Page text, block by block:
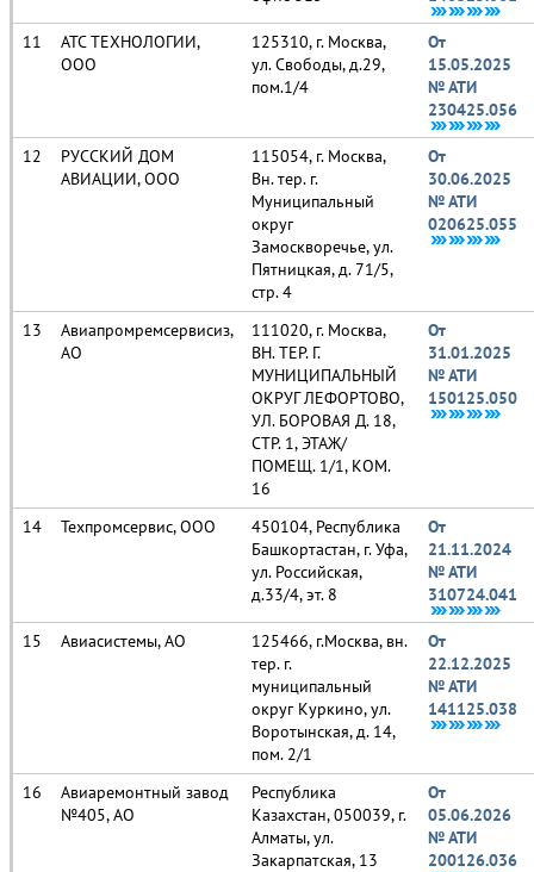
АТС ТЕХНОЛОГИИ,
ООО
125310, г. Москва,
ул. Свободы, д.29,
пом.1/4
От
15.05.2025
№ АТИ
230425.056
РУССКИЙ ДОМ
АВИАЦИИ, ООО
115054, г. Москва,
Вн. тер. г.
Муниципальный
округ
Замоскворечье, ул.
Пятницкая, д. 71/5,
стр. 4
От
30.06.2025
№ АТИ
020625.055
Авиапромремсервисиз,
АО
111020, г. Москва,
ВН. ТЕР. Г.
МУНИЦИПАЛЬНЫЙ
ОКРУГ ЛЕФОРТОВО,
УЛ. БОРОВАЯ Д. 18,
СТР. 1, ЭТАЖ/
ПОМЕЩ. 1/1, КОМ.
16
От
31.01.2025
№ АТИ
150125.050
Техпромсервис, ООО
450104, Республика
Башкортастан, г. Уфа,
ул. Российская,
д.33/4, эт. 8
От
21.11.2024
№ АТИ
310724.041
Авиасистемы, АО
125466, г.Москва, вн.
тер. г.
муниципальный
округ Куркино, ул.
Воротынская, д. 14,
пом. 2/1
От
22.12.2025
№ АТИ
141125.038
Авиаремонтный завод
№405, АО
Республика
Казахстан, 050039, г.
Алматы, ул.
Закарпатская, 13
От
05.06.2026
№ АТИ
200126.036